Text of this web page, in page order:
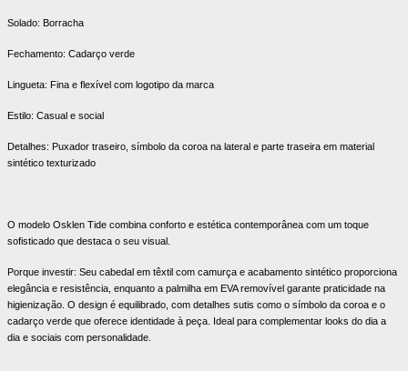
Solado: Borracha
Fechamento: Cadarço verde
Lingueta: Fina e flexível com logotipo da marca
Estilo: Casual e social
Detalhes: Puxador traseiro, símbolo da coroa na lateral e parte traseira em material
sintético texturizado
O modelo Osklen Tide combina conforto e estética contemporânea com um toque
sofisticado que destaca o seu visual.
Porque investir: Seu cabedal em têxtil com camurça e acabamento sintético proporciona
elegância e resistência, enquanto a palmilha em EVA removível garante praticidade na
higienização. O design é equilibrado, com detalhes sutis como o símbolo da coroa e o
cadarço verde que oferece identidade à peça. Ideal para complementar looks do dia a
dia e sociais com personalidade.